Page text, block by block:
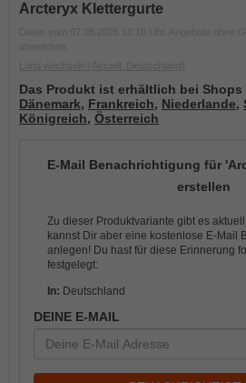
Arcteryx Klettergurte
Das Produkt ist erhältlich bei Shops
Dänemark, Frankreich, Niederlande,
Königreich, Österreich
E-Mail Benachrichtigung für
erstellen
Zu dieser Produktvariante gibt es
kannst Dir aber eine kostenlose E-Mail
anlegen! Du hast für diese Erinnerung
festgelegt:
In: Deutschland
DEINE E-MAIL